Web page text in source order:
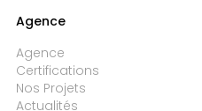
Agence
Agence
Certifications
Nos Projets
Actualités